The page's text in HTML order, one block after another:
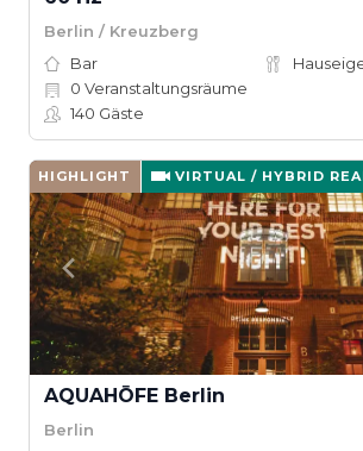
Berlin / Kreuzberg
Bar
0 Veranstaltungsräume
140 Gäste
HIGHLIGHT VIRTUAL / HYBRID
AQUAHŌFE Berlin
Berlin